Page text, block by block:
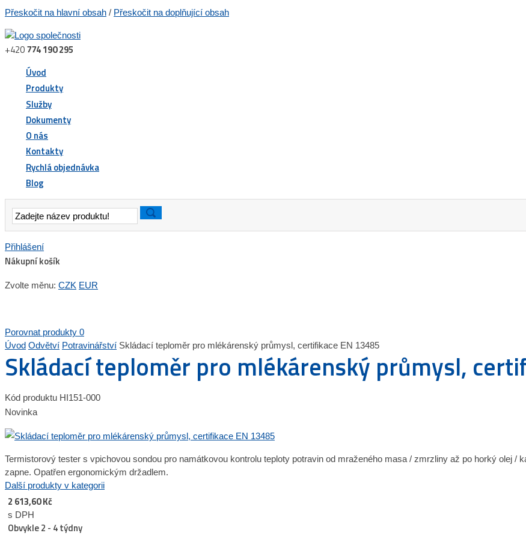
Přeskočit na hlavní obsah / Přeskočit na doplňující obsah
+420774 190 295
Úvod
Produkty
Služby
Dokumenty
O nás
Kontakty
Rychlá objednávka
Blog
Přihlášení
Nákupní košík
Zvolte měnu: CZK EUR
Porovnat produkty 0
Úvod Odvětví Potravinářství Skládací teploměr pro mlékárenský průmysl, certifikace EN 13485
Skládací teploměr pro mlékárenský průmysl,
Kód produktu HI151-000
Novinka
Termistorový tester s vpichovou sondou pro namátkovou kontrolu teploty potravin od mraženého masa / zmrzliny až po horký olej
zapne. Opatřen ergonomickým držadlem.
Další produkty v kategorii
2 613,60 Kč
s DPH
Obvykle 2 - 4 týdny